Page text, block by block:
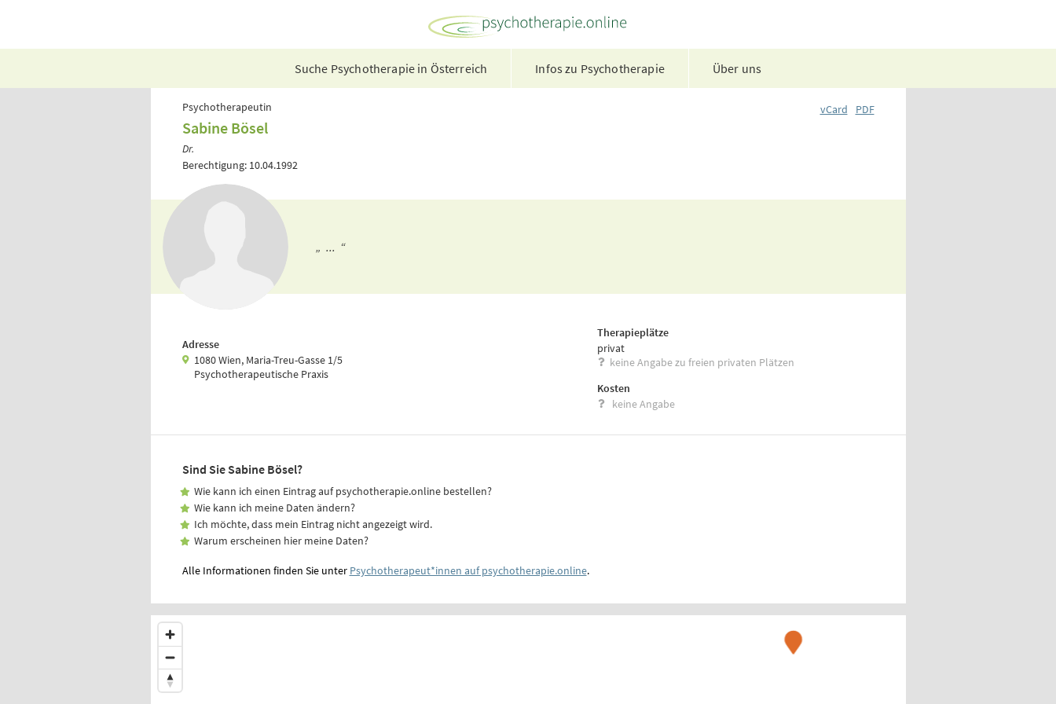
Suche Psychotherapie in Österreich Infos zu Psychotherapie Über uns
Psychotherapeutin
Sabine Bösel
Dr.
Berechtigung: 10.04.1992
vCard PDF
„ ... “
Adresse
1080 Wien, Maria-Treu-Gasse 1/5
Psychotherapeutische Praxis
Therapieplätze
privat
keine Angabe zu freien privaten Plätzen
Kosten
keine Angabe
Sind Sie Sabine Bösel?
Wie kann ich einen Eintrag auf psychotherapie.online bestellen?
Wie kann ich meine Daten ändern?
Ich möchte, dass mein Eintrag nicht angezeigt wird.
Warum erscheinen hier meine Daten?
Alle Informationen finden Sie unter Psychotherapeut*innen auf psychotherapie.online.